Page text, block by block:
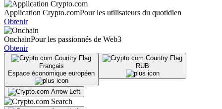
Application Crypto.comPour les utilisateurs du quotidien
Obtenir
OnchainPour les passionnés de Web3
Obtenir
Français
Espace économique européen
RUB